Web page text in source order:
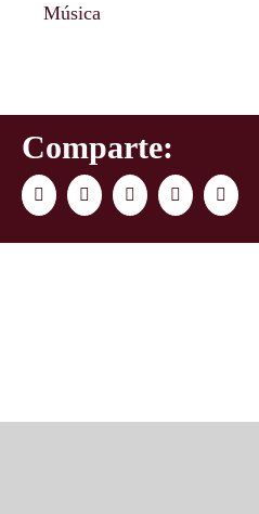
Música
Comparte:
FacebookTwitter LinkedInWhatsApp